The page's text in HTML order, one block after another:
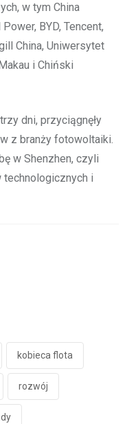
w tym China
BYD, Tencent,
China, Uniwersytet
i Chiński
dni, przyciągnęły
z branży fotowoltaiki.
w Shenzhen, czyli
technologicznych i
kobieca flota
rozwój